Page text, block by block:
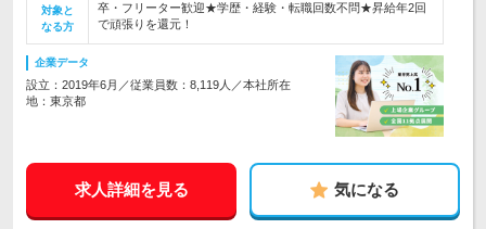
対象と
なる方
卒・フリーター歓迎★学歴・経験・転職回数不問★昇給年2回
で頑張りを還元！
企業データ
設立：2019年6月／従業員数：8,119人／本社所在
地：東京都
求人詳細を見る 気になる